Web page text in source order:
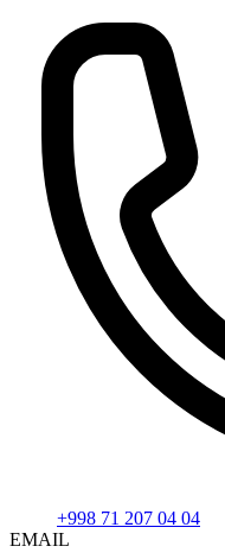
+998 71 207 04 04
EMAIL